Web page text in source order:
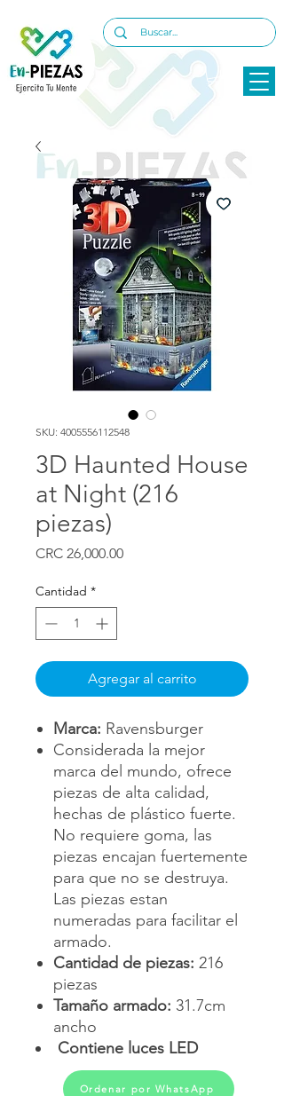
SKU: 4005556112548
3D Haunted House
at Night (216
piezas)
CRC 26,000.00Precio
Cantidad *
Agregar al carrito
Marca: Ravensburger
Considerada la mejor
marca del mundo, ofrece
piezas de alta calidad,
hechas de plástico fuerte.
No requiere goma, las
piezas encajan fuertemente
para que no se destruya.
Las piezas estan
numeradas para facilitar el
armado.
Cantidad de piezas: 216
piezas
Tamaño armado: 31.7cm
ancho
Contiene luces LED
Ordenar por WhatsApp